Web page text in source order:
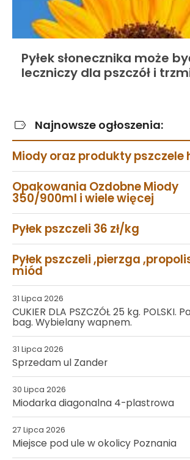
Pyłek słonecznika może
leczniczy dla pszczół i
Najnowsze ogłoszenia:
Miody oraz produkty pszczele
Opakowania Ozdobne Miody
350/900ml i wiele więcej
Pyłek pszczeli 36 zł/kg
Pyłek pszczeli ,pierzga
miód
31 Lipca 2026
CUKIER DLA PSZCZÓŁ 25 kg. POLSKI.
bag. Wybielany wapnem.
31 Lipca 2026
Sprzedam ul Zander
30 Lipca 2026
Miodarka diagonalna 4-plastrowa
27 Lipca 2026
Miejsce pod ule w okolicy Poznania